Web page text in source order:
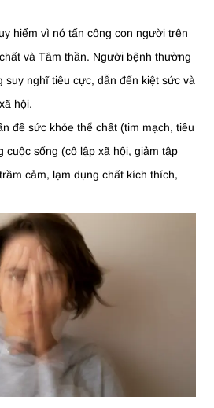
hiểm vì nó tấn công con người trên
và Tâm thần. Người bệnh thường
suy nghĩ tiêu cực, dẫn đến kiệt sức và
hội.
đề sức khỏe thể chất (tim mạch, tiêu
cuộc sống (cô lập xã hội, giảm tập
cảm, lạm dụng chất kích thích,